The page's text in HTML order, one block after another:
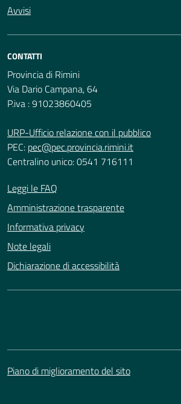
Avvisi
CONTATTI
Provincia di Rimini
Via Dario Campana, 64
P.iva : 91023860405
URP-Ufficio relazione con il pubblico
PEC: pec@pec.provincia.rimini.it
Centralino unico: 0541 716111
Leggi le FAQ
Amministrazione trasparente
Informativa privacy
Note legali
Dichiarazione di accessibilità
Piano di miglioramento del sito